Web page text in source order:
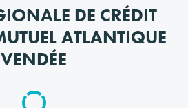
DE CRÉDIT
ATLANTIQUE
VENDÉE